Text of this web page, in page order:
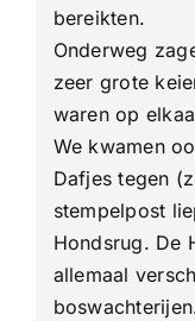
bereikten.
Onderweg
zeer grote
waren op
We kwamen
Dafjes tegen
stempelpost
Hondsrug. De
allemaal